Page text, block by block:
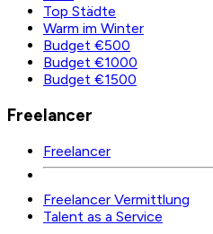
Top Städte
Warm im Winter
Budget €500
Budget €1000
Budget €1500
Freelancer
Freelancer
Freelancer Vermittlung
Talent as a Service